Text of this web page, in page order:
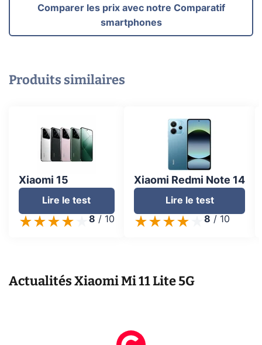
Comparer les prix avec notre Comparatif
smartphones
Produits similaires
Xiaomi 15
Lire le test
8 / 10
Xiaomi Redmi Note 14
Lire le test
8 / 10
ActualitésXiaomi Mi 11 Lite 5G